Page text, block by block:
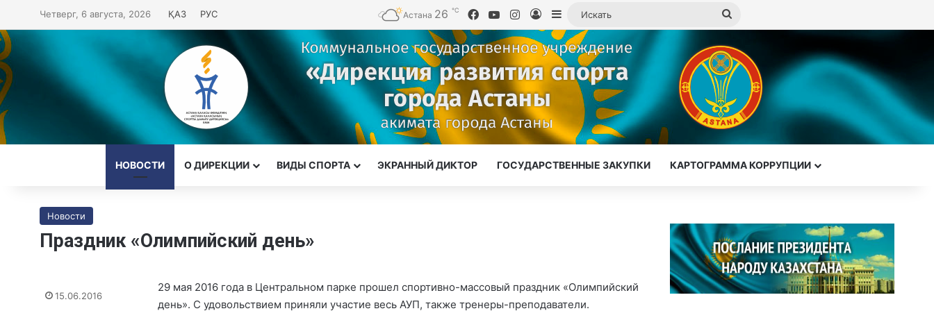
Четверг, 6 августа, 2026 ҚАЗ РУС Астана 26 ℃ Facebook
YouTubeInstagram
ВойтиSidebar
НОВОСТИ О ДИРЕКЦИИ ВИДЫ СПОРТА ЭКРАННЫЙ ДИКТОР ГОСУДАРСТВЕННЫЕ ЗАКУПКИ КАРТОГРАММА КОРРУПЦИИ
Новости
Праздник «Олимпийский день»
29 мая 2016 года в Центральном парке прошел спортивно-массовый праздник «Олимпийский
день». С удовольствием приняли участие весь АУП, также тренеры-преподаватели.
15.06.2016